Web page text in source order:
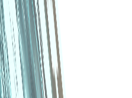
ului
achiziții